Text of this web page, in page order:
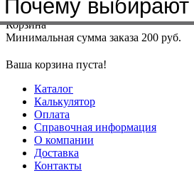
Меню+7(4912)50-37-50sbit@krep62.ru
Корзина
Минимальная сумма заказа 200 руб.
Ваша корзина пуста!
Каталог
Калькулятор
Оплата
Справочная информация
О компании
Доставка
Контакты
Почему